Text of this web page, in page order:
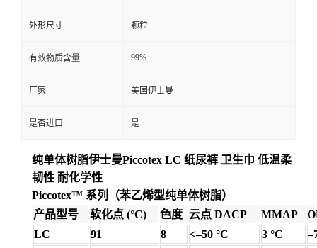
外形尺寸 颗粒
有效物质含量 99%
厂家 美国伊士曼
是否进口 是
纯单体树脂伊士曼Piccotex LC 纸尿裤 卫生巾 低温柔
韧性 耐化学性
Piccotex™ 系列（苯乙烯型纯单体树脂）
产品型号
软化点 (°C) 色度 云点 DACP MMAP
LC
91 8 <–50 °C 3 °C